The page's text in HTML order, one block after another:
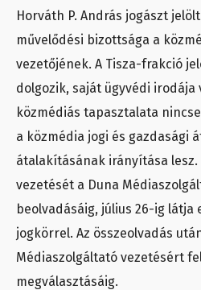
Horváth P. András jogászt
művelődési bizottsága a
vezetőjének. A Tisza-frakció
dolgozik, saját ügyvédi irodája
közmédiás tapasztalata
a közmédia jogi és gazdasági
átalakításának irányítása lesz.
vezetését a Duna
beolvadásáig, július 26-ig látja
jogkörrel. Az összeolvadás
Médiaszolgáltató vezetésért
megválasztásáig.